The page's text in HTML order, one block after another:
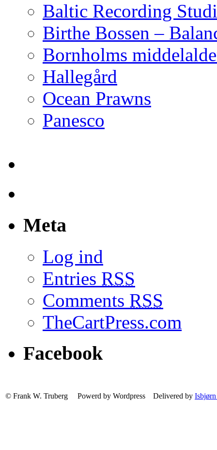
Baltic Recording
Birthe Bossen –
Bornholms
Hallegård
Ocean Prawns
Panesco
Meta
Log ind
Entries RSS
Comments RSS
TheCartPress.com
Facebook
© Frank W. Truberg Powerd by Wordpress Delivered by